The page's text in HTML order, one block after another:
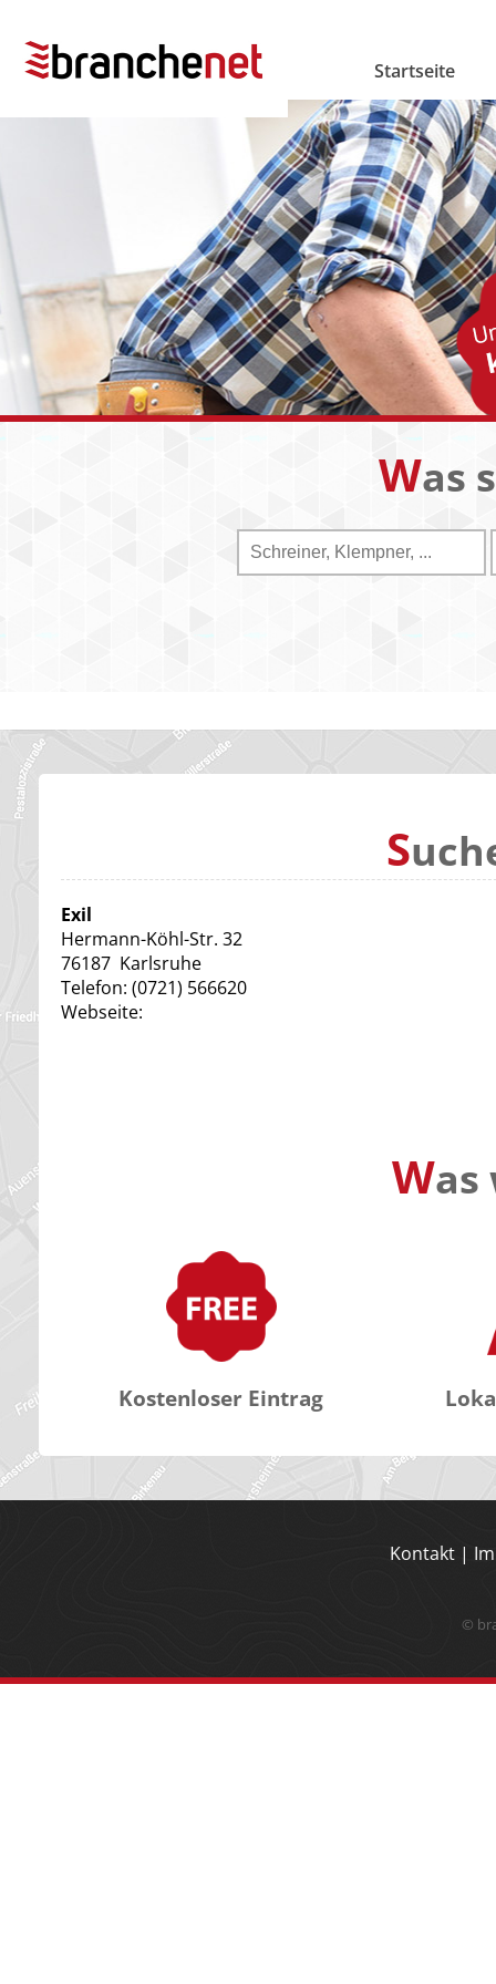
Startseite
Was
S
Exil
Hermann-Köhl-Str. 32
76187 Karlsruhe
Telefon: (0721) 566620
Webseite:
Was
Kostenloser Eintrag
Kontakt |
©